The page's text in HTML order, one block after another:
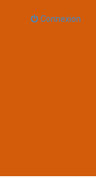
Connexion